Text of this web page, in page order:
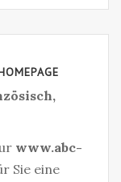
www.abc-
Sie eine